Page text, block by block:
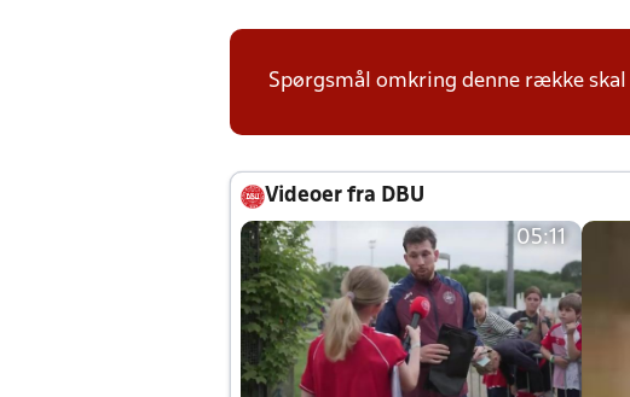
Spørgsmål omkring denne række
Videoer fra DBU
05:11